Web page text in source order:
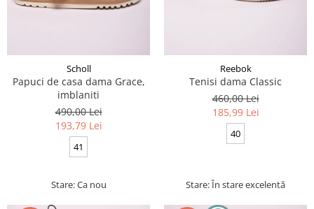
Scholl
Papuci de casa dama Grace,
imblaniti
490,00 Lei
193,79 Lei
41
Stare: Ca nou
Reebok
Tenisi dama Classic
460,00 Lei
185,99 Lei
40
Stare: În stare excelentă